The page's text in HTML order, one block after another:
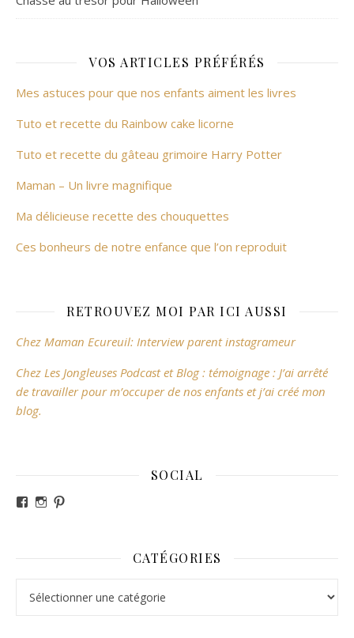
VOS ARTICLES PRÉFÉRÉS
Mes astuces pour que nos enfants aiment les livres
Tuto et recette du Rainbow cake licorne
Tuto et recette du gâteau grimoire Harry Potter
Maman – Un livre magnifique
Ma délicieuse recette des chouquettes
Ces bonheurs de notre enfance que l’on reproduit
RETROUVEZ MOI PAR ICI AUSSI
Chez Maman Ecureuil: Interview parent instagrameur
Chez Les Jongleuses Podcast et Blog : témoignage : J’ai arrêté
de travailler pour m’occuper de nos enfants et j’ai créé mon
blog.
SOCIAL
Voir le profil de revesdefripouilles sur Facebook
Voir le profil de claire_revesdefripouilles sur
CATÉGORIES